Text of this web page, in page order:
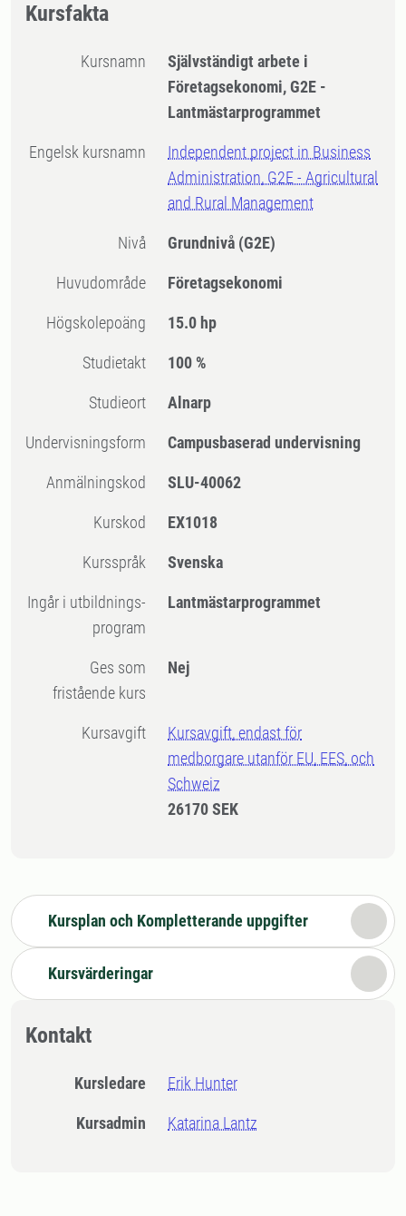
Kursfakta
Kursnamn
Självständigt arbete i
Företagsekonomi, G2E -
Lantmästarprogrammet
Engelsk kursnamn
Independent project in Business
Administration, G2E - Agricultural
and Rural Management
Nivå Grundnivå (G2E)
Huvudområde Företagsekonomi
högskolepoäng 15.0 hp
Studietakt 100 %
Studieort Alnarp
Undervisningsform Campusbaserad undervisning
Anmälningskod SLU-40062
Kurskod EX1018
Kursspråk Svenska
Ingår i utbildnings-
program
Lantmästarprogrammet
Ges som
fristående kurs
Nej
Kursavgift
Kursavgift, endast för
medborgare utanför EU, EES, och
Schweiz
26170 SEK
Kursplan och Kompletterande uppgifter
Kursvärderingar
Kontakt
Kursledare Erik Hunter
Kursadmin Katarina Lantz